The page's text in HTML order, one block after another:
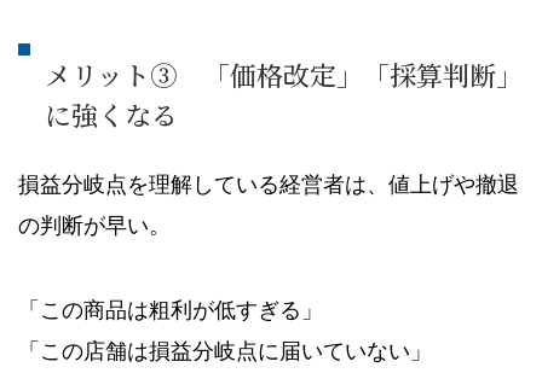
メリット③ 「価格改定」「採算判断」
に強くなる
損益分岐点を理解している経営者は、値上げや撤退
の判断が早い。
「この商品は粗利が低すぎる」
「この店舗は損益分岐点に届いていない」